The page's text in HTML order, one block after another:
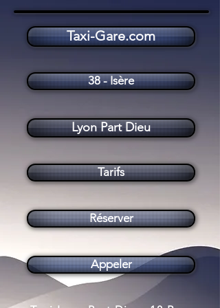
Tarifs
Taxi Lyon Part Dieu (69003)
Lyon Part Dieu
Taxi-Gare.com
Réserver
Appeler
38 - Isère